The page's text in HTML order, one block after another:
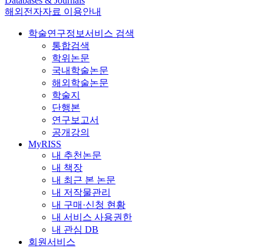
해외전자자료 이용안내
학술연구정보서비스 검색
통합검색
학위논문
국내학술논문
해외학술논문
학술지
단행본
연구보고서
공개강의
MyRISS
내 추천논문
내 책장
내 최근 본 논문
내 저작물관리
내 구매·신청 현황
내 서비스 사용권한
내 관심 DB
회원서비스